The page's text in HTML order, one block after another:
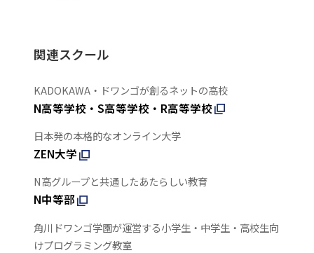
関連スクール
KADOKAWA・ドワンゴが創るネットの高校
N高等学校・S高等学校・R高等学校
日本発の本格的なオンライン大学
ZEN大学
N高グループと共通したあたらしい教育
N中等部
角川ドワンゴ学園が運営する小学生・中学生・高校生向
けプログラミング教室